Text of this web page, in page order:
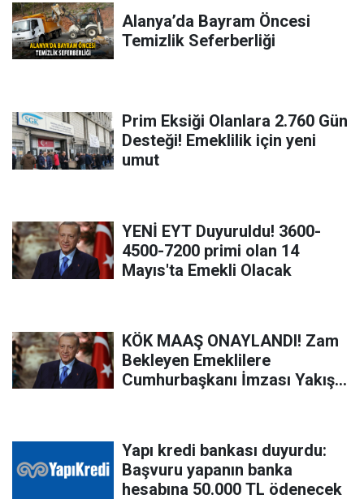
Alanya’da Bayram Öncesi
Temizlik Seferberliği
Prim Eksiği Olanlara 2.760 Gün
Desteği! Emeklilik için yeni
umut
YENİ EYT Duyuruldu! 3600-
4500-7200 primi olan 14
Mayıs'ta Emekli Olacak
KÖK MAAŞ ONAYLANDI! Zam
Bekleyen Emeklilere
Cumhurbaşkanı İmzası Yakıştı!
Yapı kredi bankası duyurdu:
Başvuru yapanın banka
hesabına 50.000 TL ödenecek